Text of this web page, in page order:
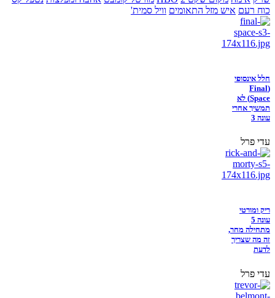
כוח רעם איש מזל התאומים וויל סמית'
חלל אינסופי
(Final
Space) לא
תמשיך אחרי
עונה 3
עדי פרל
ריק ומורטי
עונה 5
מתחילה מחר,
זה מה שצריך
לדעת
עדי פרל